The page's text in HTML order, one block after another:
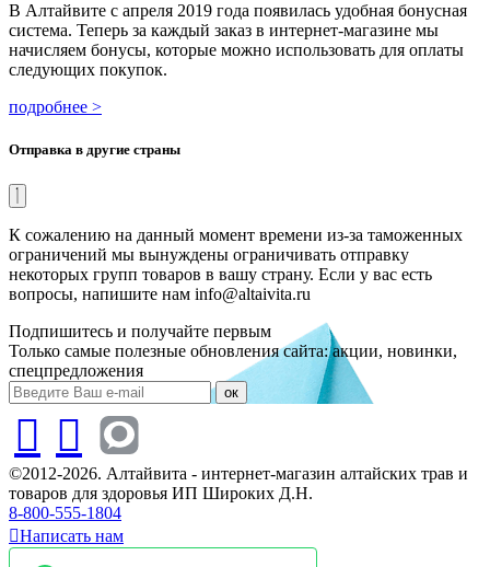
В Алтайвите с апреля 2019 года появилась удобная бонусная
система. Теперь за каждый заказ в интернет-магазине мы
начисляем бонусы, которые можно использовать для оплаты
следующих покупок.
подробнее >
Отправка в другие страны
К сожалению на данный момент времени из-за таможенных
ограничений мы вынуждены ограничивать отправку
некоторых групп товаров в вашу страну. Если у вас есть
вопросы, напишите нам info@altaivita.ru
Подпишитесь и получайте первым
Только самые полезные обновления сайта: акции, новинки,
спецпредложения
ок
©2012-2026. Алтайвита - интернет-магазин алтайских трав и
товаров для здоровья ИП Широких Д.Н.
8-800-555-1804
Написать нам